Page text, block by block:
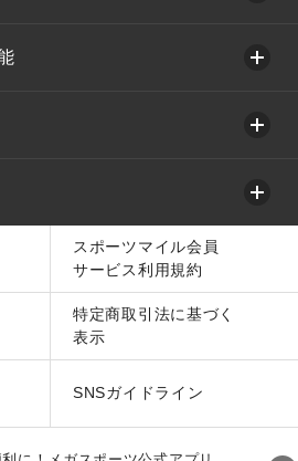
スポーツマイル会員
サービス利用規約
特定商取引法に基づく
表示
SNSガイドライン